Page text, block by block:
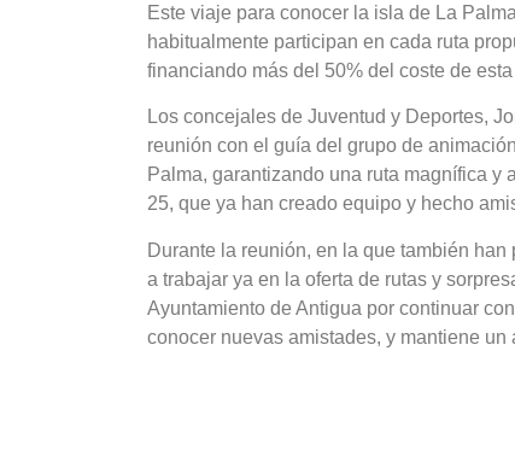
Este viaje para conocer la isla de La
habitualmente participan en cada ruta
financiando más del 50% del coste de
Los concejales de Juventud y Deportes,
reunión con el guía del grupo de
Palma, garantizando una ruta magnífica y
25, que ya han creado equipo y hecho
Durante la reunión, en la que también
a trabajar ya en la oferta de rutas y
Ayuntamiento de Antigua por continuar
conocer nuevas amistades, y mantiene